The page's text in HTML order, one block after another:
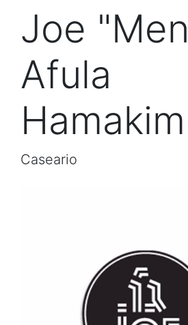
Joe
Afula
Hamakim
Caseario